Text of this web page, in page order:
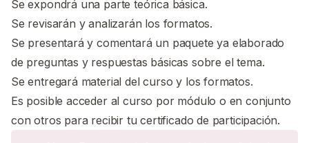
Se expondrá una parte teórica básica.
Se revisarán y analizarán los formatos.
Se presentará y comentará un paquete ya elaborado
de preguntas y respuestas básicas sobre el tema.
Se entregará material del curso y los formatos.
Es posible acceder al curso por módulo o en conjunto
con otros para recibir tu certificado de participación.